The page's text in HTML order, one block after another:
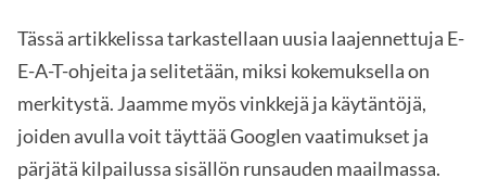
Tässä artikkelissa tarkastellaan uusia laajennettuja E-
E-A-T-ohjeita ja selitetään, miksi kokemuksella on
merkitystä. Jaamme myös vinkkejä ja käytäntöjä,
joiden avulla voit täyttää Googlen vaatimukset ja
pärjätä kilpailussa sisällön runsauden maailmassa.